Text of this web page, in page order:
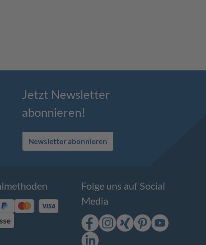
Jetzt Newsletter
abonnieren!
Newsletter abonnieren
Folge uns auf Social
Media